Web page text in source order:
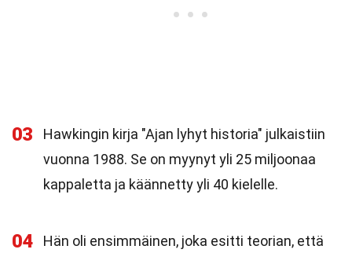
03
Hawkingin kirja "Ajan lyhyt historia" julkaistiin
vuonna 1988. Se on myynyt yli 25 miljoonaa
kappaletta ja käännetty yli 40 kielelle.
04
Hän oli ensimmäinen, joka esitti teorian, että